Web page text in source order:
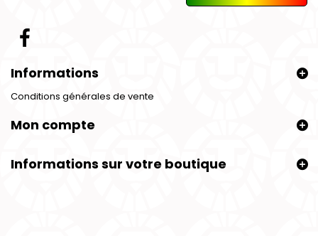
Informations
Conditions générales de vente
Mon compte
Informations sur votre boutique